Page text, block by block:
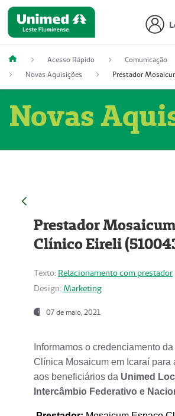
Acesso Rápido
Comunicação
Novas Aquisições
Novas
Prestador
Clínico Eireli
Texto: Relacionamento com prestador
Design: Marketing
07 de maio, 2021
Informamos o credenciamento
Clínica Mosaicum em Icaraí para
aos beneficiários da Unimed
Intercâmbio Federativo e